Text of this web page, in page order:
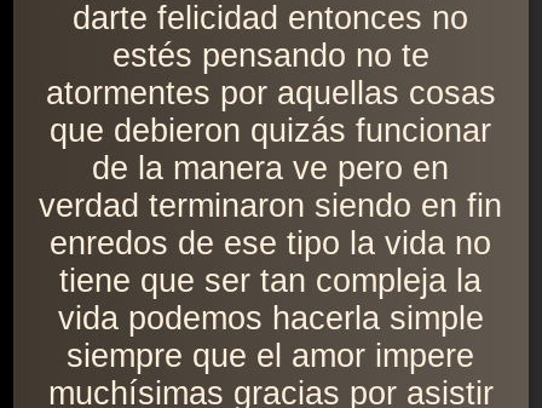
darte felicidad entonces no
estés pensando no te
atormentes por aquellas cosas
que debieron quizás funcionar
de la manera ve pero en
verdad terminaron siendo en fin
enredos de ese tipo la vida no
tiene que ser tan compleja la
vida podemos hacerla simple
siempre que el amor impere
muchísimas gracias por asistir